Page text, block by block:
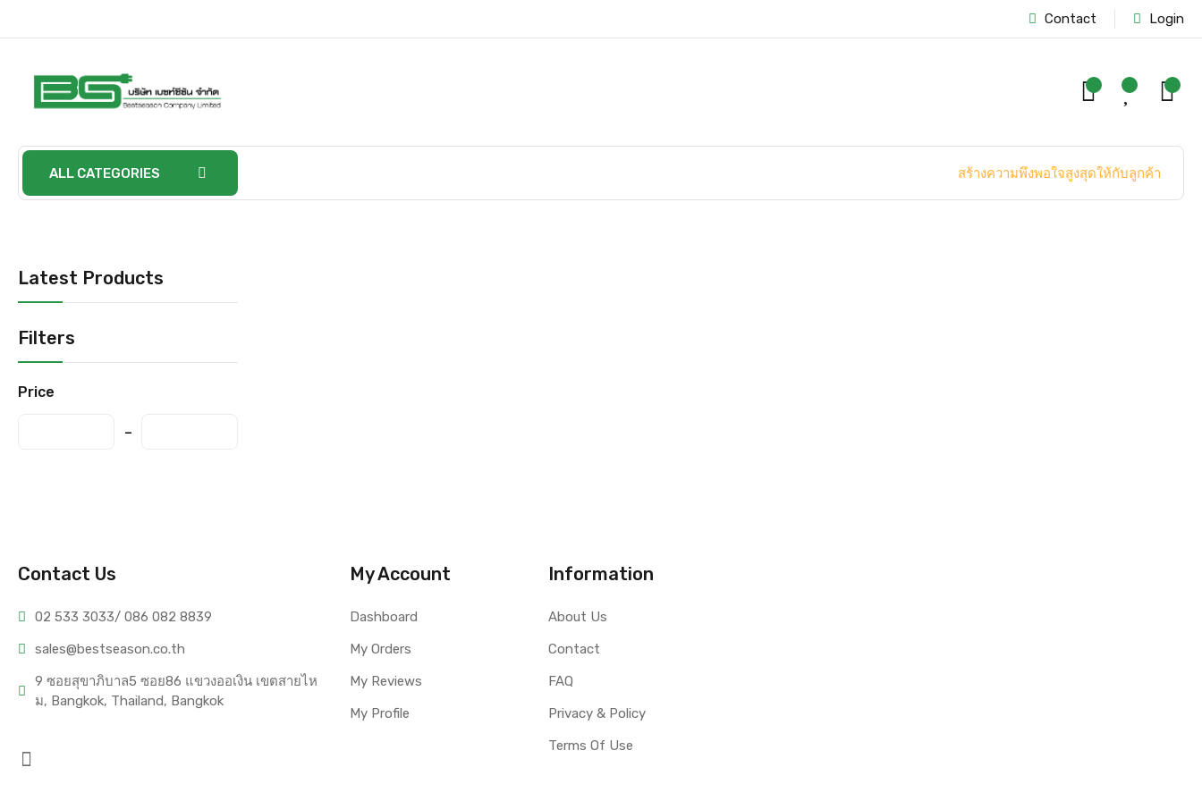
Contact Login
ALL CATEGORIES สร้างความพึงพอใจสูงสุดให้กับลูกค้า
Latest Products
Filters
Price
Contact Us
02 533 3033/ 086 082 8839
sales@bestseason.co.th
9 ซอยสุขาภิบาล5 ซอย86 แขวงออเงิน เขตสายไห
ม, Bangkok, Thailand, Bangkok
My Account
Dashboard
My Orders
My Reviews
My Profile
Information
About Us
Contact
FAQ
Privacy & Policy
Terms Of Use